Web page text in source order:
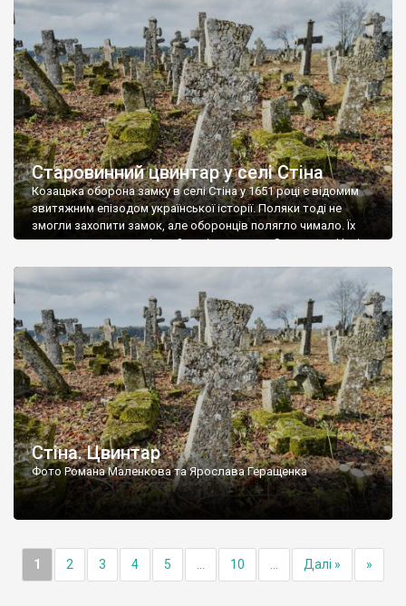
Старовинний цвинтар у селі Стіна
Козацька оборона замку в селі Стіна у 1651 році є відомим
звитяжним епізодом української історії. Поляки тоді не
змогли захопити замок, але оборонців полягло чимало. Їх
поховали на цвинтарі, який тоді називався Замковим. Нині на
ньому чимало хрестів 19 століття, є такі, де епітафії стер […]
Стіна. Цвинтар
Фото Романа Маленкова та Ярослава Геращенка
1 2 3 4 5 10 Далі » »